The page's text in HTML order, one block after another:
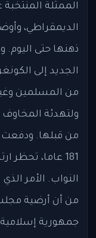
الممثلة
الديمقراطي،
ذهنها حتى اليوم.
الجديد إلى
من المسلمين
ولتهدئة
من قبلها. ودفعت
181 عاما،
النواب. الأمر
من أن أرضية
جمهورية